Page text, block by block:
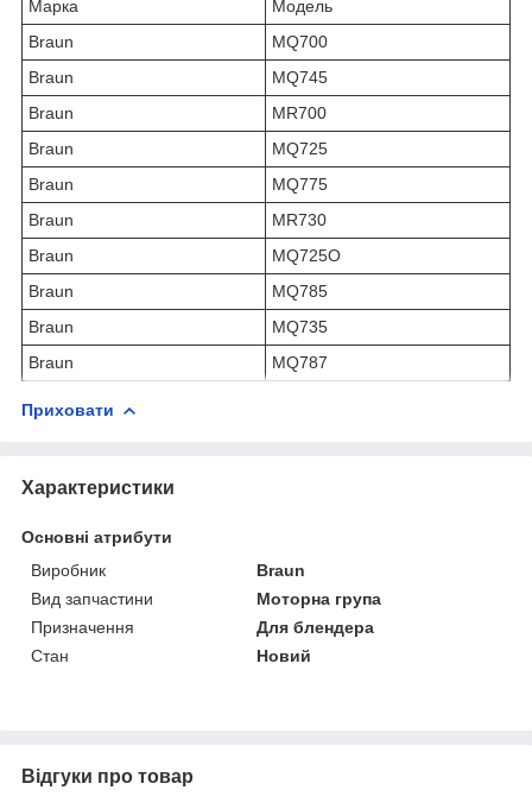
Марка
Модель
Braun
MQ700
Braun
MQ745
Braun
MR700
Braun
MQ725
Braun
MQ775
Braun
MR730
Braun
MQ725O
Braun
MQ785
Braun
MQ735
Braun
MQ787
Приховати
Характеристики
Основні атрибути
Виробник
Braun
Вид запчастини
Моторна група
Призначення
Для блендера
Стан
Новий
Відгуки про товар